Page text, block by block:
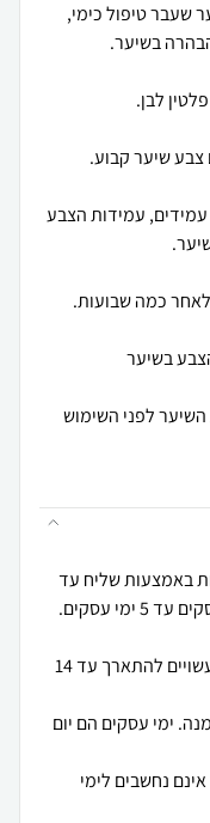
שעבר טיפול כימי,
עמידים, עמידות הצבע
באמצעות שליח עד
הבית, צפי הגעת החבילה הינו בין 3 ימי עסקים עד 5 ימי עסקים.
בישובים מעבר לקו הירוק זמני האספקה עשויים להתארך עד 14
ימי עסקים הם יום
נחשבים לימי